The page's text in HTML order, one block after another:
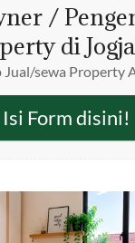
/
di
sewa Property
Isi Form disini!